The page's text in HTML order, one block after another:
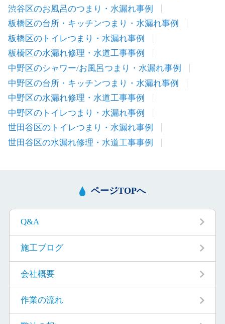
渋谷区のお風呂のつまり・水漏れ事例
板橋区の台所・キッチンつまり・水漏れ事例
板橋区のトイレつまり・水漏れ事例
板橋区の水漏れ修理・水道工事事例
中野区のシャワー/お風呂つまり・水漏れ事例
中野区の台所・キッチンつまり・水漏れ事例
中野区の水漏れ修理・水道工事事例
中野区のトイレつまり・水漏れ事例
世田谷区のトイレつまり・水漏れ事例
世田谷区の水漏れ修理・水道工事事例
ページTOPへ
Q&A
施工ブログ
会社概要
作業の流れ